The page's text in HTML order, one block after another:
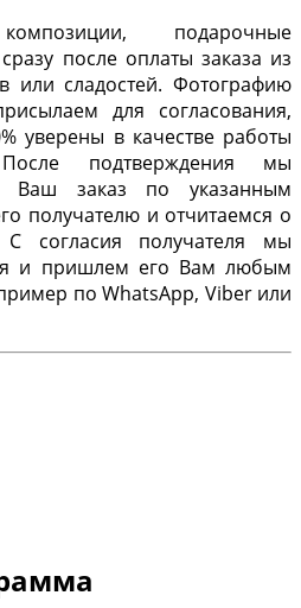
подарочные
после оплаты заказа из
или сладостей. Фотографию
для согласования,
уверены в качестве работы
подтверждения мы
Ваш заказ по указанным
получателю и отчитаемся о
С согласия получателя мы
и пришлем его Вам любым
по WhatsApp, Viber или